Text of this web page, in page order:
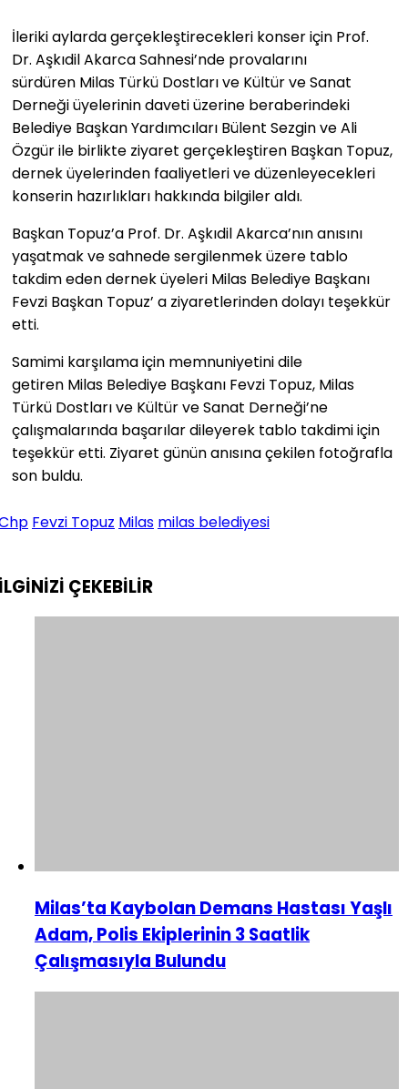
İleriki aylarda gerçekleştirecekleri konser için Prof.
Dr. Aşkıdil Akarca Sahnesi’nde provalarını
sürdüren Milas Türkü Dostları ve Kültür ve Sanat
Derneği üyelerinin daveti üzerine beraberindeki
Belediye Başkan Yardımcıları Bülent Sezgin ve Ali
Özgür ile birlikte ziyaret gerçekleştiren Başkan Topuz,
dernek üyelerinden faaliyetleri ve düzenleyecekleri
konserin hazırlıkları hakkında bilgiler aldı.
Başkan Topuz’a Prof. Dr. Aşkıdil Akarca’nın anısını
yaşatmak ve sahnede sergilenmek üzere tablo
takdim eden dernek üyeleri Milas Belediye Başkanı
Fevzi Başkan Topuz’ a ziyaretlerinden dolayı teşekkür
etti.
Samimi karşılama için memnuniyetini dile
getiren Milas Belediye Başkanı Fevzi Topuz, Milas
Türkü Dostları ve Kültür ve Sanat Derneği’ne
çalışmalarında başarılar dileyerek tablo takdimi için
teşekkür etti. Ziyaret günün anısına çekilen fotoğrafla
son buldu.
Fevzi Topuz Milas milas belediyesi
ÇEKEBİLİR
Milas’ta Kaybolan Demans Hastası Yaşlı
Adam, Polis Ekiplerinin 3 Saatlik
Çalışmasıyla Bulundu